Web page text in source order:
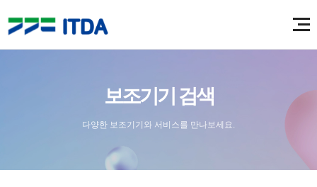
보조기기 검색
다양한 보조기기와 서비스를 만나보세요.